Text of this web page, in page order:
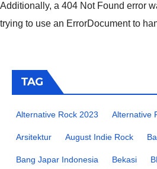
Additionally, a 404 Not Found error
trying to use an ErrorDocument to
TAG
Alternative Rock 2023 Alternative
Arsitektur August Indie Rock
Bang Japar Indonesia Bekasi